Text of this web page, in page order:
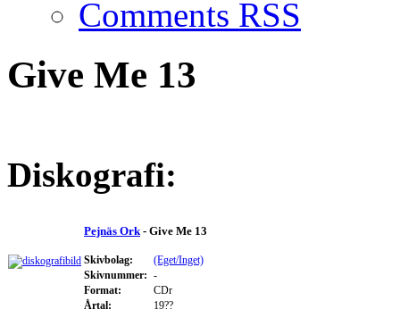
Comments RSS
Give Me 13
Diskografi:
Pejnäs Ork - Give Me 13
Skivbolag:
(Eget/Inget)
Skivnummer: -
Format:
CDr
Årtal:
19??